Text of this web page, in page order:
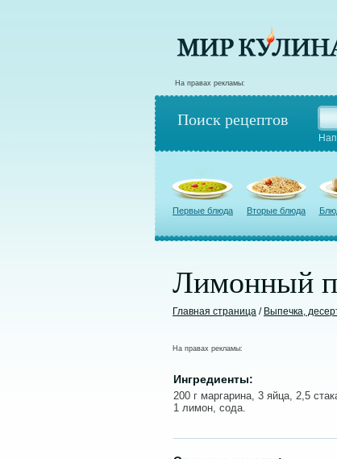
На правах рекламы:
Поиск рецептов
Первые блюда Вторые блюда
Лимонный
Главная страница / Выпечка,
На правах рекламы:
Ингредиенты:
200 г маргарина, 3 яйца, 2,5
1 лимон, сода.